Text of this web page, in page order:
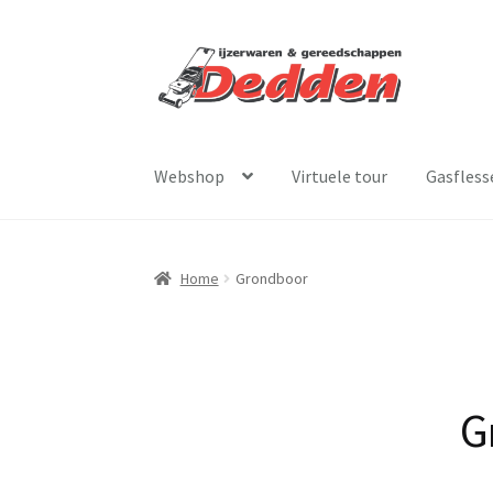
door
naar
naar
de
Webshop
Virtuele tour
Home Grondboor